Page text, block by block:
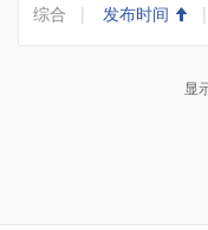
综合 | 发布时间 |
显